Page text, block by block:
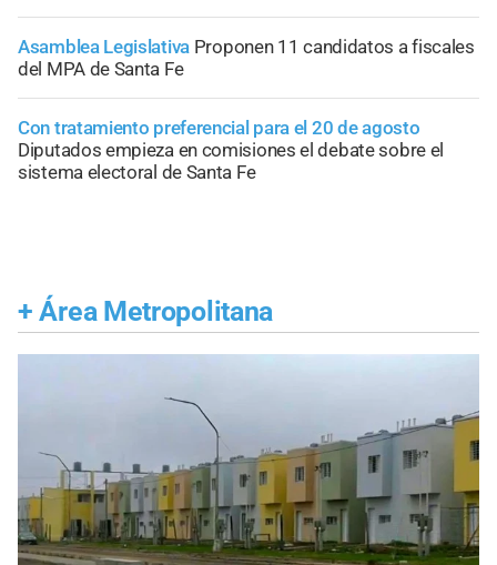
Asamblea Legislativa Proponen 11 candidatos a fiscales
del MPA de Santa Fe
Con tratamiento preferencial para el 20 de agosto
Diputados empieza en comisiones el debate sobre el
sistema electoral de Santa Fe
+ Área Metropolitana